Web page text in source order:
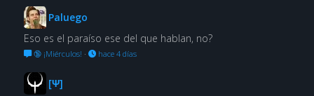
Paluego
Eso es el paraíso ese del que hablan, no?
🔞 ¡Miérculos! · hace 4 días
[Ψ]